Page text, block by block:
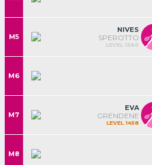
M5
NIVES
SPEROTTO
LEVEL 1560
M6
M7
EVA
GRENDENE
LEVEL 1458
M8